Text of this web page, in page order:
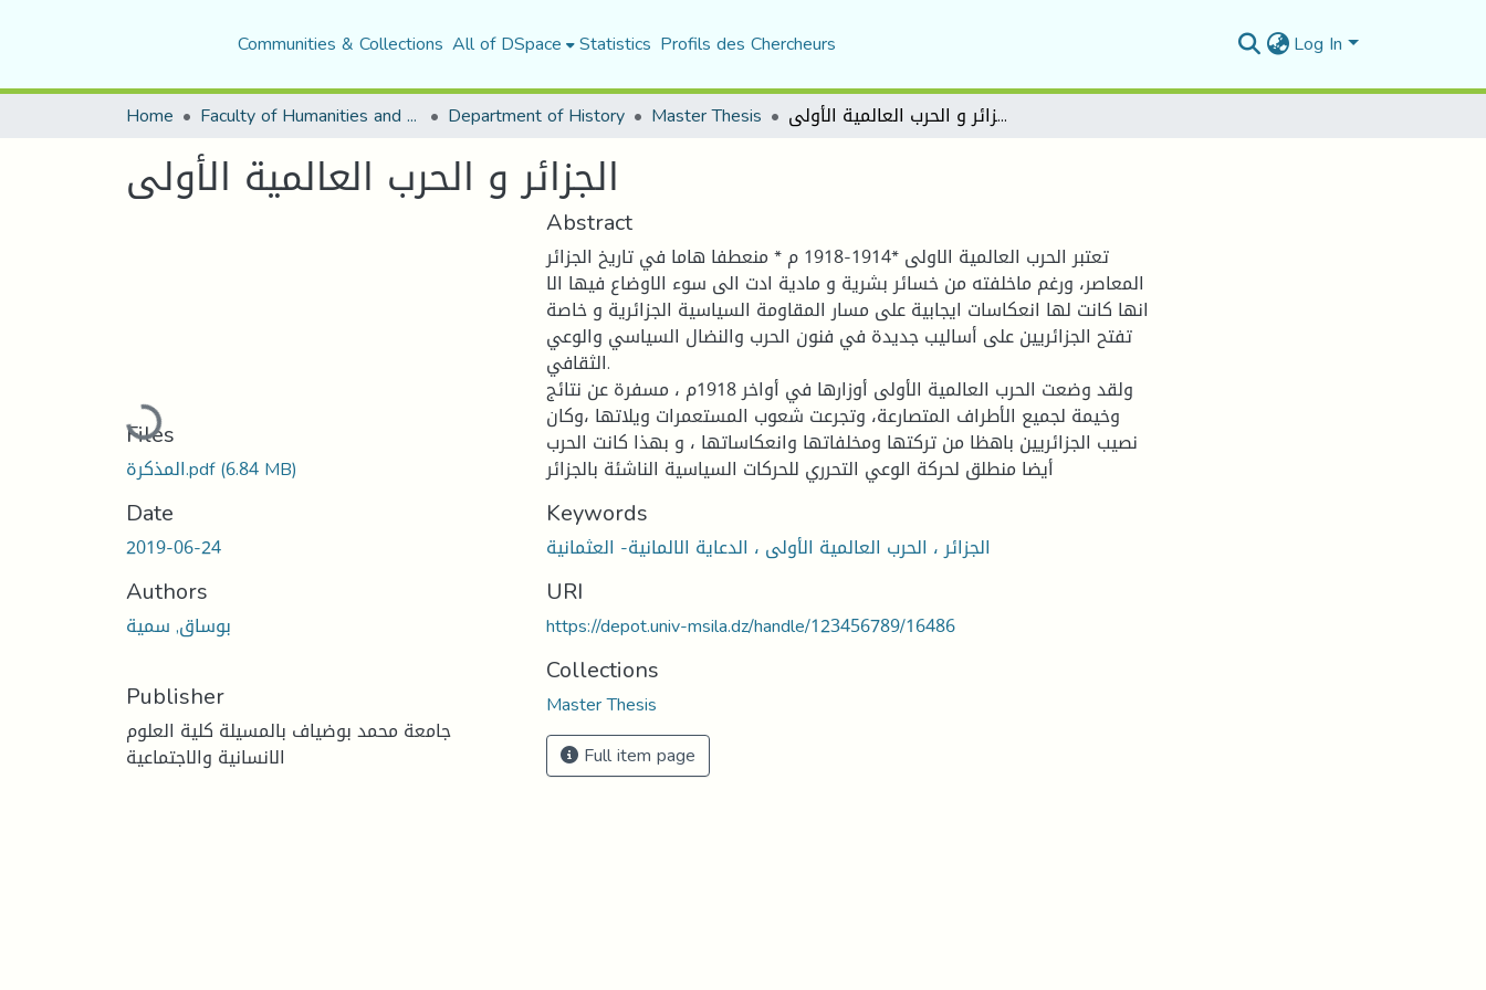
Communities & Collections All of DSpace Statistics Profils des Chercheurs Log In
Home Faculty of Humanities and Social Sciences Department of History Master Thesis الجزائر و الحرب العالمية الأولى
الجزائر و الحرب العالمية الأولى
Loading...
Files
المذكرة.pdf(6.84 MB)
Date
2019-06-24
Authors
بوساق, سمية
Publisher
جامعة محمد بوضياف بالمسيلة كلية العلوم
الانسانية والاجتماعية
Abstract
تعتبر الحرب العالمية الاولى *1914-1918 م * منعطفا هاما في تاريخ الجزائر
المعاصر، ورغم ماخلفته من خسائر بشرية و مادية ادت الى سوء الاوضاع فيها الا
انها كانت لها انعكاسات ايجابية على مسار المقاومة السياسية الجزائرية و خاصة
تفتح الجزائريين على أساليب جديدة في فنون الحرب والنضال السياسي والوعي
الثقافي.
ولقد وضعت الحرب العالمية الأولى أوزارها في أواخر 1918م ، مسفرة عن نتائج
وخيمة لجميع الأطراف المتصارعة، وتجرعت شعوب المستعمرات ويلاتها ،وكان
نصيب الجزائريين باهظا من تركتها ومخلفاتها وانعكاساتها ، و بهذا كانت الحرب
أيضا منطلق لحركة الوعي التحرري للحركات السياسية الناشئة بالجزائر
Keywords
الجزائر ، الحرب العالمية الأولى ، الدعاية الالمانية- العثمانية
URI
https://depot.univ-msila.dz/handle/123456789/16486
Collections
Master Thesis
Full item page